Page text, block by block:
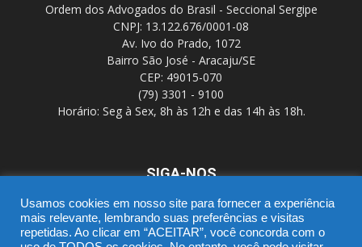
Ordem dos Advogados do Brasil - Seccional Sergipe
CNPJ: 13.122.676/0001-08
Av. Ivo do Prado, 1072
Bairro São José - Aracaju/SE
CEP: 49015-070
(79) 3301 - 9100
Horário: Seg à Sex, 8h às 12h e das 14h às 18h.
SIGA-NOS
Usamos cookies em nosso site para fornecer a experiência
mais relevante, lembrando suas preferências e visitas
repetidas. Ao clicar em “ACEITAR”, você concorda com o